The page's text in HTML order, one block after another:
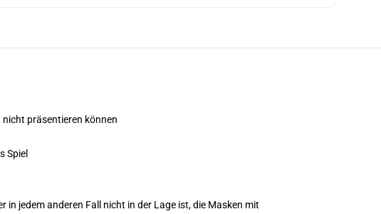
nicht präsentieren können
Spiel
jedem anderen Fall nicht in der Lage ist, die Masken mit